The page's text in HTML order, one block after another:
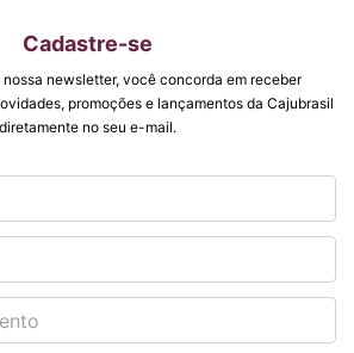
Cadastre-se
newsletter, você concorda em receber
promoções e lançamentos da Cajubrasil
diretamente no seu e-mail.